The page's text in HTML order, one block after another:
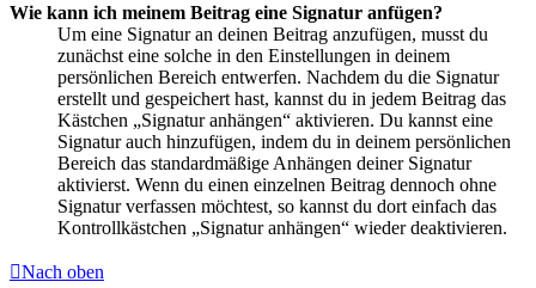
Wie kann ich meinem Beitrag eine Signatur anfügen?
Um eine Signatur an deinen Beitrag anzufügen, musst du
zunächst eine solche in den Einstellungen in deinem
persönlichen Bereich entwerfen. Nachdem du die Signatur
erstellt und gespeichert hast, kannst du in jedem Beitrag das
Kästchen „Signatur anhängen“ aktivieren. Du kannst eine
Signatur auch hinzufügen, indem du in deinem persönlichen
Bereich das standardmäßige Anhängen deiner Signatur
aktivierst. Wenn du einen einzelnen Beitrag dennoch ohne
Signatur verfassen möchtest, so kannst du dort einfach das
Kontrollkästchen „Signatur anhängen“ wieder deaktivieren.
Nach oben